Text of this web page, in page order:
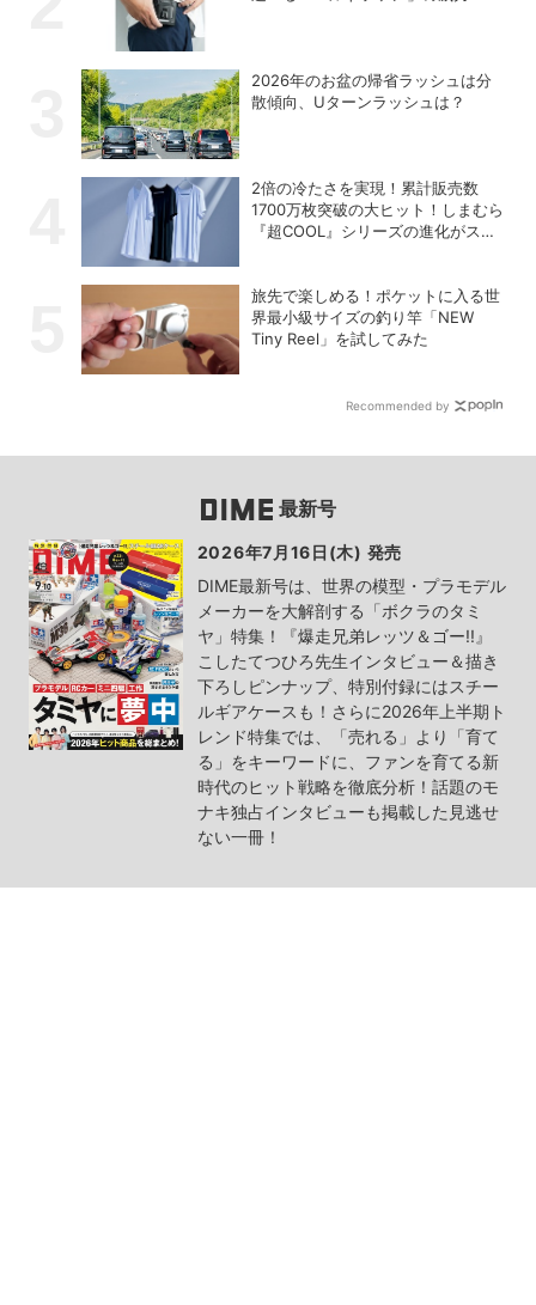
2026年のお盆の帰省ラッシュは分
散傾向、Uターンラッシュは？
2倍の冷たさを実現！累計販売数
1700万枚突破の大ヒット！しまむら
『超COOL』シリーズの進化がスゴ
旅先で楽しめる！ポケットに入る世
界最小級サイズの釣り竿「NEW
Tiny Reel」を試してみた
Recommended by
最新号
2026年7月16日(木) 発売
DIME最新号は、世界の模型・プラモデル
メーカーを大解剖する「ボクラのタミ
ヤ」特集！『爆走兄弟レッツ＆ゴー!!』
こしたてつひろ先生インタビュー＆描き
下ろしピンナップ、特別付録にはスチー
ルギアケースも！さらに2026年上半期ト
レンド特集では、「売れる」より「育て
る」をキーワードに、ファンを育てる新
時代のヒット戦略を徹底分析！話題のモ
ナキ独占インタビューも掲載した見逃せ
ない一冊！